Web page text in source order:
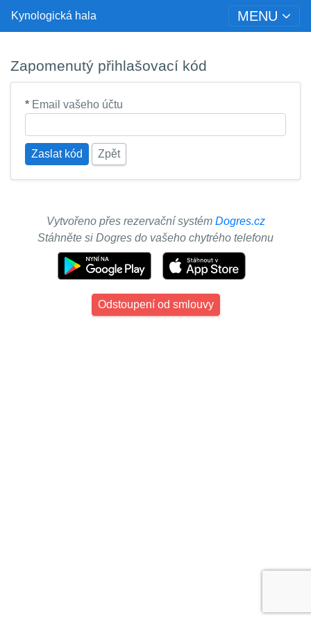
Kynologická hala MENU
Zapomenutý přihlašovací kód
* Email vašeho účtu
Zaslat kód Zpět
Vytvořeno přes rezervační systém Dogres.cz
Stáhněte si Dogres do vašeho chytrého telefonu
Odstoupení od smlouvy